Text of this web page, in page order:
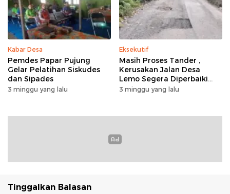
Kabar Desa
Pemdes Papar Pujung
Gelar Pelatihan Siskudes
dan Sipades
3 minggu yang lalu
Eksekutif
Masih Proses Tander ,
Kerusakan Jalan Desa
Lemo Segera Diperbaiki
Tahun Ini
3 minggu yang lalu
Tinggalkan Balasan